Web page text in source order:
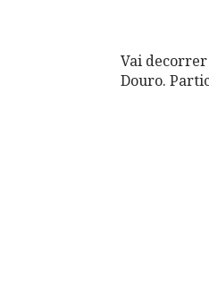
Vai
Douro.